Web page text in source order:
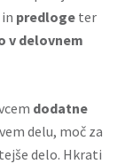
in predloge ter
v delovnem
dodatne
delu, moč za
delo. Hkrati